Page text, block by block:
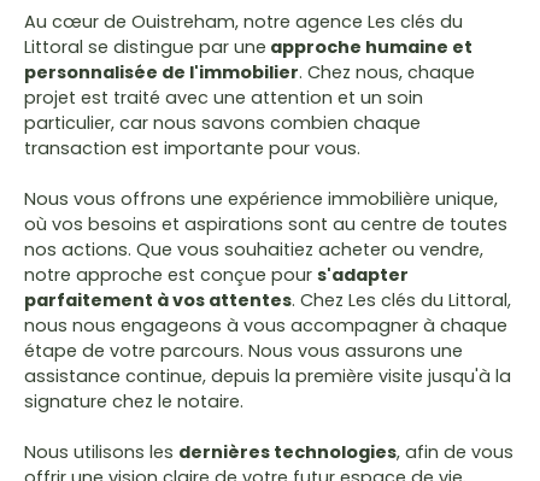
Au cœur de Ouistreham, notre agence Les clés du
Littoral se distingue par une approche humaine et
personnalisée de l'immobilier. Chez nous, chaque
projet est traité avec une attention et un soin
particulier, car nous savons combien chaque
transaction est importante pour vous.
Nous vous offrons une expérience immobilière unique,
où vos besoins et aspirations sont au centre de toutes
nos actions. Que vous souhaitiez acheter ou vendre,
notre approche est conçue pour s'adapter
parfaitement à vos attentes. Chez Les clés du Littoral,
nous nous engageons à vous accompagner à chaque
étape de votre parcours. Nous vous assurons une
assistance continue, depuis la première visite jusqu'à la
signature chez le notaire.
Nous utilisons les dernières technologies, afin de vous